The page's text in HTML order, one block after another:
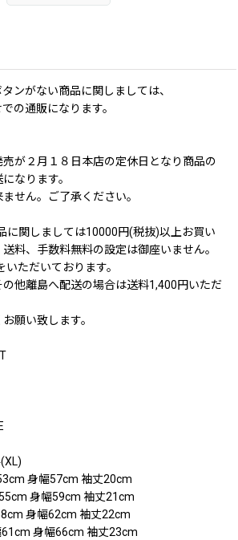
ンがない商品に関しましては、
の通販になります。
が２月１８日本店の定休日となり商品の
なります。
せん。ご了承ください。
に関しましては10000円(税抜)以上お買い
料、手数料無料の設定は御座いません。
ただいております。
他離島へ配送の場合は送料1,400円いただ
願い致します。
身幅57cm 袖丈20cm
身幅59cm 袖丈21cm
身幅62cm 袖丈22cm
身幅66cm 袖丈23cm